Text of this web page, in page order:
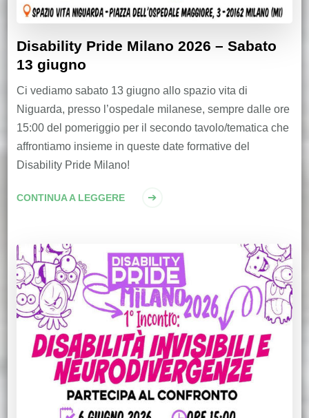
Disability Pride Milano 2026 – Sabato
13 giugno
Ci vediamo sabato 13 giugno allo spazio vita di
Niguarda, presso l’ospedale milanese, sempre dalle ore
15:00 del pomeriggio per il secondo tavolo/tematica che
affrontiamo insieme in queste date formative del
Disability Pride Milano!
CONTINUA A LEGGERE